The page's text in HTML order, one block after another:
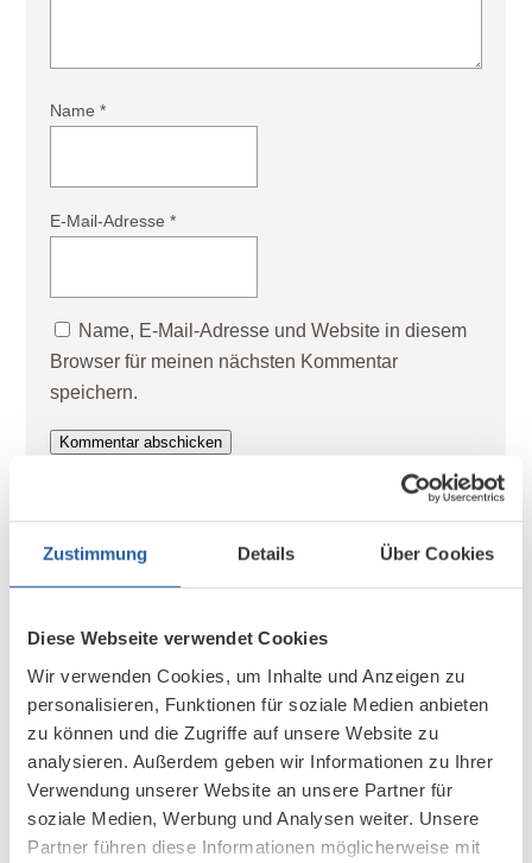
Zustimmung Details Über Cookies
Diese Webseite verwendet Cookies
Wir verwenden Cookies, um Inhalte und Anzeigen zu
personalisieren, Funktionen für soziale Medien anbieten
zu können und die Zugriffe auf unsere Website zu
analysieren. Außerdem geben wir Informationen zu Ihrer
Verwendung unserer Website an unsere Partner für
soziale Medien, Werbung und Analysen weiter. Unsere
Partner führen diese Informationen möglicherweise mit
Name*
E-Mail-Adresse*
Name, E-Mail-Adresse und Website in diesem
Browser für meinen nächsten Kommentar
speichern.
Kommentar abschicken
STICHWORTE:
Ferienhaus , Luftkollektoren ,
Wochenendhaus